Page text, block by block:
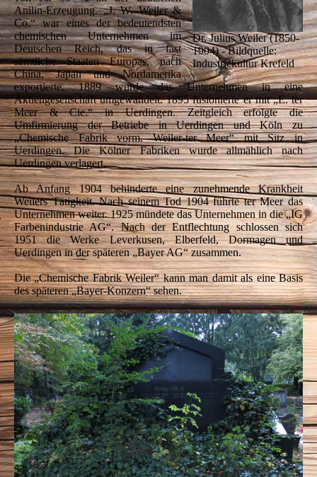
Dr. Julius Weiler (1850-
1904) - Bildquelle:
Industriekultur Krefeld
Anilin-Erzeugung. „J. W. Weiler &
Co.“ war eines der bedeutendsten
chemischen Unternehmen im
Deutschen Reich, das in fast
sämtliche Staaten Europas, nach
China, Japan und Nordamerika
exportierte. 1889 wurde das Unternehmen in eine
Aktiengesellschaft umgewandelt. 1895 fusionierte er mit „E. ter
Meer & Cie.“ in Uerdingen. Zeitgleich erfolgte die
Umfirmierung der Betriebe in Uerdingen und Köln zu
„Chemische Fabrik vorm. Weiler-ter Meer“ mit Sitz in
Uerdingen. Die Kölner Fabriken wurde allmählich nach
Uerdingen verlagert.
Ab Anfang 1904 behinderte eine zunehmende Krankheit
Weilers Tätigkeit. Nach seinem Tod 1904 führte ter Meer das
Unternehmen weiter. 1925 mündete das Unternehmen in die „IG
Farbenindustrie AG“. Nach der Entflechtung schlossen sich
1951 die Werke Leverkusen, Elberfeld, Dormagen und
Uerdingen in der späteren „Bayer AG“ zusammen.
Die „Chemische Fabrik Weiler“ kann man damit als eine Basis
des späteren „Bayer-Konzern“ sehen.